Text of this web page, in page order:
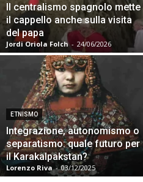
Il centralismo spagnolo mette
il cappello anche sulla visita
del papa
Jordi Oriola Folch - 24/06/2026
ETNISMO
Integrazione, autonomismo o
separatismo: quale futuro per
il Karakalpakstan?
Lorenzo Riva - 03/12/2025